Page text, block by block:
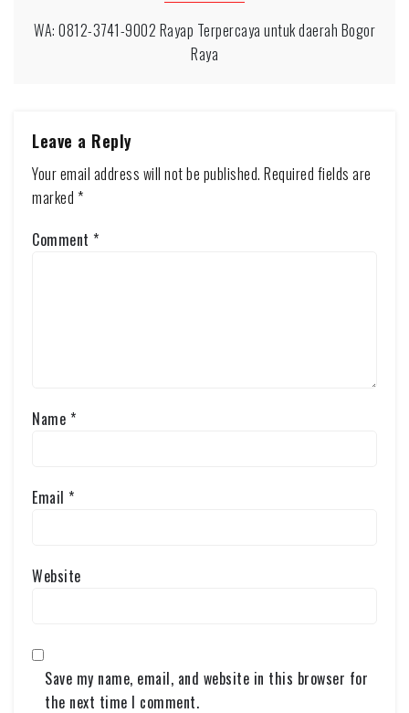
WA: 0812-3741-9002 Rayap Terpercaya untuk daerah Bogor
Raya
Leave a Reply
Your email address will not be published. Required fields are
marked *
Comment *
Name *
Email *
Website
Save my name, email, and website in this browser for
the next time I comment.